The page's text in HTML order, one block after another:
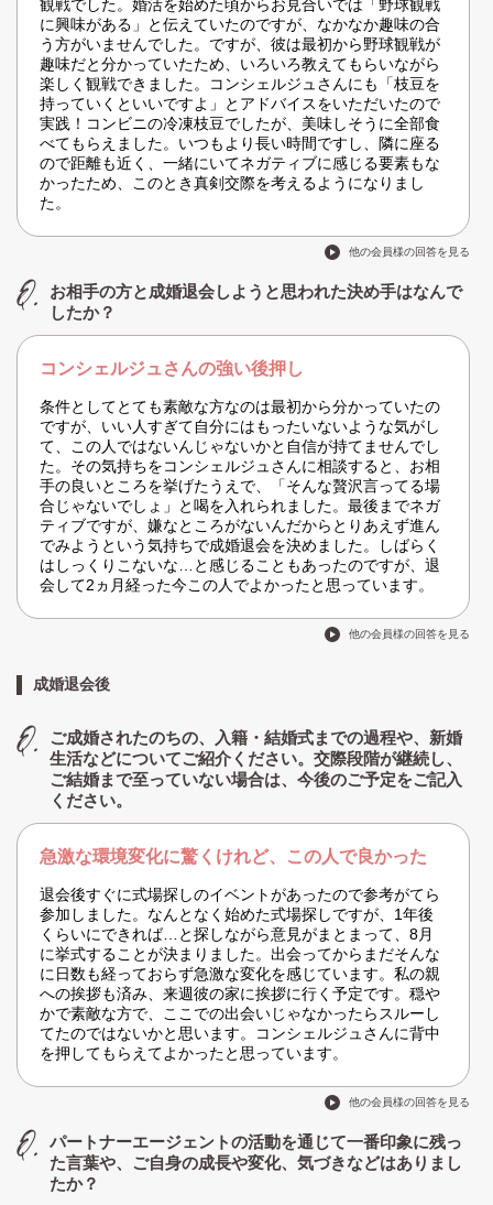
観戦でした。婚活を始めた頃からお見合いでは「野球観戦
に興味がある」と伝えていたのですが、なかなか趣味の合
う方がいませんでした。ですが、彼は最初から野球観戦が
趣味だと分かっていたため、いろいろ教えてもらいながら
楽しく観戦できました。コンシェルジュさんにも「枝豆を
持っていくといいですよ」とアドバイスをいただいたので
実践！コンビニの冷凍枝豆でしたが、美味しそうに全部食
べてもらえました。いつもより長い時間ですし、隣に座る
ので距離も近く、一緒にいてネガティブに感じる要素もな
かったため、このとき真剣交際を考えるようになりまし
た。
他の会員様の回答を見る
お相手の方と成婚退会しようと思われた決め手はなんで
したか？
コンシェルジュさんの強い後押し
条件としてとても素敵な方なのは最初から分かっていたの
ですが、いい人すぎて自分にはもったいないような気がし
て、この人ではないんじゃないかと自信が持てませんでし
た。その気持ちをコンシェルジュさんに相談すると、お相
手の良いところを挙げたうえで、「そんな贅沢言ってる場
合じゃないでしょ」と喝を入れられました。最後までネガ
ティブですが、嫌なところがないんだからとりあえず進ん
でみようという気持ちで成婚退会を決めました。しばらく
はしっくりこないな…と感じることもあったのですが、退
会して2ヵ月経った今この人でよかったと思っています。
他の会員様の回答を見る
成婚退会後
ご成婚されたのちの、入籍・結婚式までの過程や、新婚
生活などについてご紹介ください。交際段階が継続し、
ご結婚まで至っていない場合は、今後のご予定をご記入
ください。
急激な環境変化に驚くけれど、この人で良かった
退会後すぐに式場探しのイベントがあったので参考がてら
参加しました。なんとなく始めた式場探しですが、1年後
くらいにできれば…と探しながら意見がまとまって、8月
に挙式することが決まりました。出会ってからまだそんな
に日数も経っておらず急激な変化を感じています。私の親
への挨拶も済み、来週彼の家に挨拶に行く予定です。穏や
かで素敵な方で、ここでの出会いじゃなかったらスルーし
てたのではないかと思います。コンシェルジュさんに背中
を押してもらえてよかったと思っています。
他の会員様の回答を見る
パートナーエージェントの活動を通じて一番印象に残っ
た言葉や、ご自身の成長や変化、気づきなどはありまし
たか？